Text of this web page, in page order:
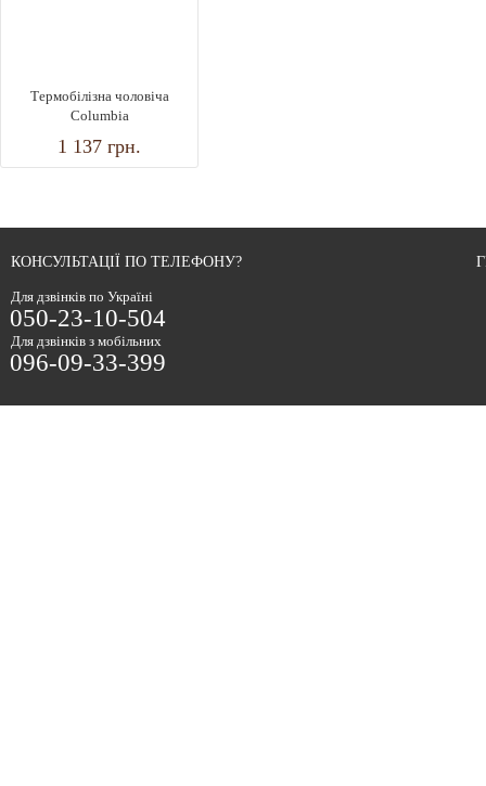
Термобілізна чоловіча
Columbia
1 137 грн.
КОНСУЛЬТАЦІЇ ПО ТЕЛЕФОНУ?
Для дзвінків по Україні
050-23-10-504
Для дзвінків з мобільних
096-09-33-399